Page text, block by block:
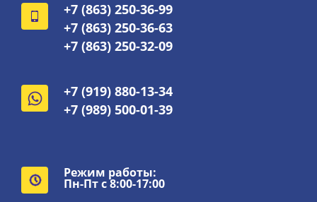
+7 (863) 250-36-99
+7 (863) 250-36-63
+7 (863) 250-32-09
+7 (919) 880-13-34
+7 (989) 500-01-39
Режим работы:
Пн-Пт с 8:00-17:00